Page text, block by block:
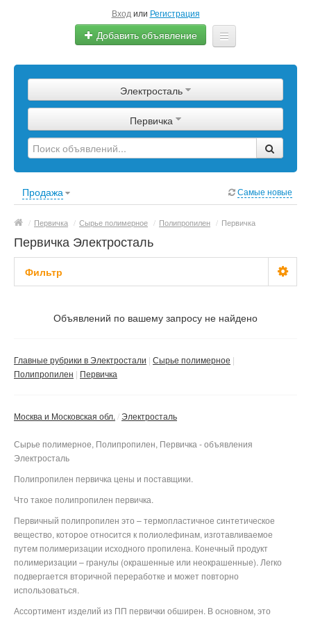
Вход или Регистрация
Добавить объявление
Сырье
Изделия
Оборудование
Электросталь
Первичка
Продажа Самые новые
/ Первичка / Сырье полимерное / Полипропилен / Первичка
Первичка Электросталь
Фильтр
Не важно
Не важно
Частные
Объявлений по вашему запросу не найдено
Главные рубрики в Электростали Сырье полимерное
Полипропилен
Первичка
Москва и Московская обл. Электросталь
Сырье полимерное, Полипропилен, Первичка - объявления
Электросталь
Полипропилен первичка цены и поставщики.
Что такое полипропилен первичка.
Первичный полипропилен это – термопластичное синтетическое
вещество, которое относится к полиолефинам, изготавливаемое
путем полимеризации исходного пропилена. Конечный продукт
полимеризации – гранулы (окрашенные или неокрашенные). Легко
подвергается вторичной переработке и может повторно
использоваться.
Ассортимент изделий из ПП первички обширен. В основном, это